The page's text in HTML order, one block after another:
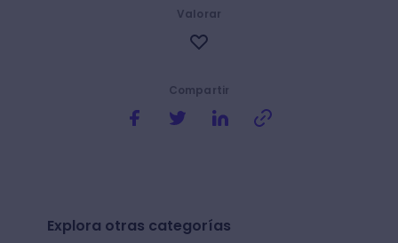
Compartir
Valorar
Explora otras categorías